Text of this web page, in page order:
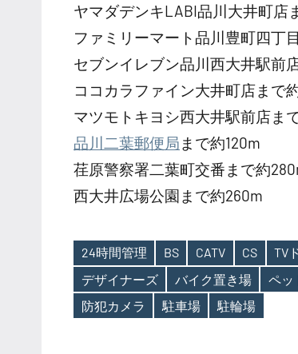
ヤマダデンキLABI品川大井町店
ファミリーマート品川豊町四丁
セブンイレブン品川西大井駅前
ココカラファイン大井町店まで
マツモトキヨシ西大井駅前店ま
品川二葉郵便局 まで約120m
荏原警察署二葉町交番まで約
西大井広場公園まで約260m
Tags
24時間管理 BS CATV CS TV
デザイナーズ
バイク置き場 ペッ
防犯カメラ
駐車場 駐輪場